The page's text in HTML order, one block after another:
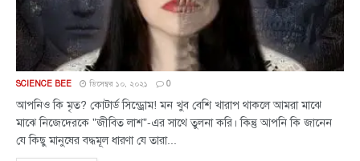
SCIENCE BEE ডিসেম্বর ১০, ২০২১ 0
আপনিও কি মৃত? কোটার্ড সিন্ড্রোম! মন খুব বেশি খারাপ থাকলে আমরা মাঝে
মাঝে নিজেদেরকে "জীবিত লাশ"-এর সাথে তুলনা করি। কিন্তু আপনি কি জানেন
যে কিছু মানুষের বদ্ধমূল ধারণা যে তারা...